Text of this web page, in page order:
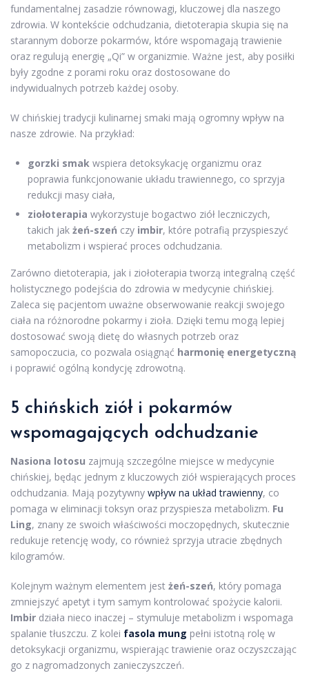
fundamentalnej zasadzie równowagi, kluczowej dla naszego
zdrowia. W kontekście odchudzania, dietoterapia skupia się na
starannym doborze pokarmów, które wspomagają trawienie
oraz regulują energię „Qi” w organizmie. Ważne jest, aby posiłki
były zgodne z porami roku oraz dostosowane do
indywidualnych potrzeb każdej osoby.
W chińskiej tradycji kulinarnej smaki mają ogromny wpływ na
nasze zdrowie. Na przykład:
gorzki smak wspiera detoksykację organizmu oraz
poprawia funkcjonowanie układu trawiennego, co sprzyja
redukcji masy ciała,
ziołoterapia wykorzystuje bogactwo ziół leczniczych,
takich jak żeń-szeń czy imbir, które potrafią przyspieszyć
metabolizm i wspierać proces odchudzania.
Zarówno dietoterapia, jak i ziołoterapia tworzą integralną część
holistycznego podejścia do zdrowia w medycynie chińskiej.
Zaleca się pacjentom uważne obserwowanie reakcji swojego
ciała na różnorodne pokarmy i zioła. Dzięki temu mogą lepiej
dostosować swoją dietę do własnych potrzeb oraz
samopoczucia, co pozwala osiągnąć harmonię energetyczną
i poprawić ogólną kondycję zdrowotną.
5 chińskich ziół i pokarmów
wspomagających odchudzanie
Nasiona lotosu zajmują szczególne miejsce w medycynie
chińskiej, będąc jednym z kluczowych ziół wspierających proces
odchudzania. Mają pozytywny wpływ na układ trawienny, co
pomaga w eliminacji toksyn oraz przyspiesza metabolizm. Fu
Ling, znany ze swoich właściwości moczopędnych, skutecznie
redukuje retencję wody, co również sprzyja utracie zbędnych
kilogramów.
Kolejnym ważnym elementem jest żeń-szeń, który pomaga
zmniejszyć apetyt i tym samym kontrolować spożycie kalorii.
Imbir działa nieco inaczej – stymuluje metabolizm i wspomaga
spalanie tłuszczu. Z kolei fasola mung pełni istotną rolę w
detoksykacji organizmu, wspierając trawienie oraz oczyszczając
go z nagromadzonych zanieczyszczeń.